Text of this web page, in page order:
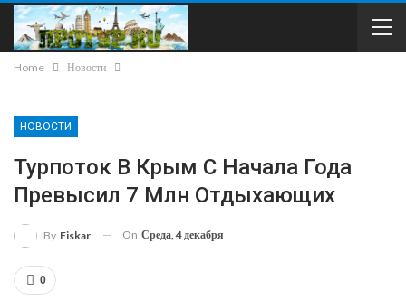
Home Новости
НОВОСТИ
Турпоток В Крым С Начала Года
Превысил 7 Млн Отдыхающих
By Fiskar On Среда, 4 декабря
0